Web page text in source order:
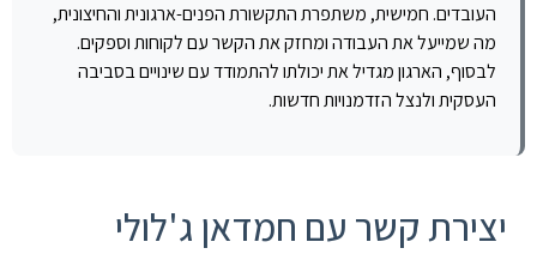
העובדים. חמישית, משתפרת התקשורת הפנים-ארגונית והחיצונית,
מה שמייעל את העבודה ומחזק את הקשר עם לקוחות וספקים.
לבסוף, הארגון מגדיל את יכולתו להתמודד עם שינויים בסביבה
העסקית ולנצל הזדמנויות חדשות.
יצירת קשר עם חמדאן ג'לולי